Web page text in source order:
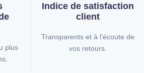
plus
Indice desatisfaction
client
Transparents et à l'écoute de
vos retours.